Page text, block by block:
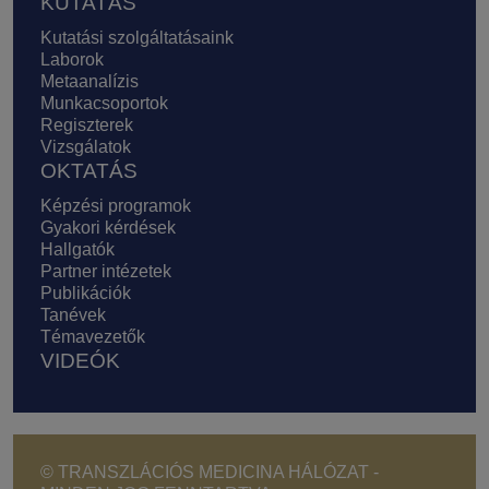
Kutatási szolgáltatásaink
Laborok
Metaanalízis
Munkacsoportok
Regiszterek
Vizsgálatok
OKTATÁS
Képzési programok
Gyakori kérdések
Hallgatók
Partner intézetek
Publikációk
Tanévek
Témavezetők
VIDEÓK
© TRANSZLÁCIÓS MEDICINA HÁLÓZAT -